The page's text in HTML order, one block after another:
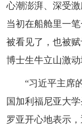
心潮澎湃、深受
当初在船舱里一
被看见了，也被
博士生牛立山激动
“习近平主席
国加利福尼亚大
罗亚开心地表示